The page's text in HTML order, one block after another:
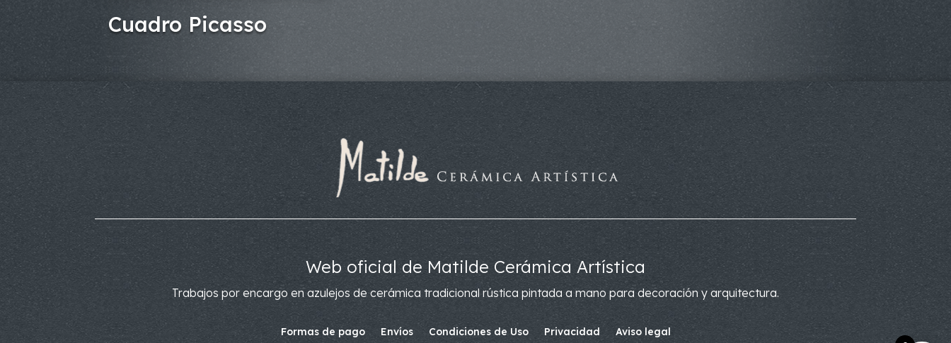
Cuadro Picasso
Web oficial de Matilde Cerámica Artística
Trabajos por encargo en azulejos de cerámica tradicional rústica pintada a mano para decoración y arquitectura.
Formas de pago Envíos Condiciones de Uso Privacidad Aviso legal